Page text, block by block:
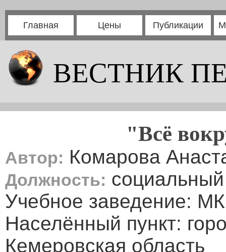
Главная Цены Публикации
ВЕСТНИК
"Всё
Автор: Комарова
Должность: социальный
Учебное заведение:
Населённый пункт:
Кемеровская область